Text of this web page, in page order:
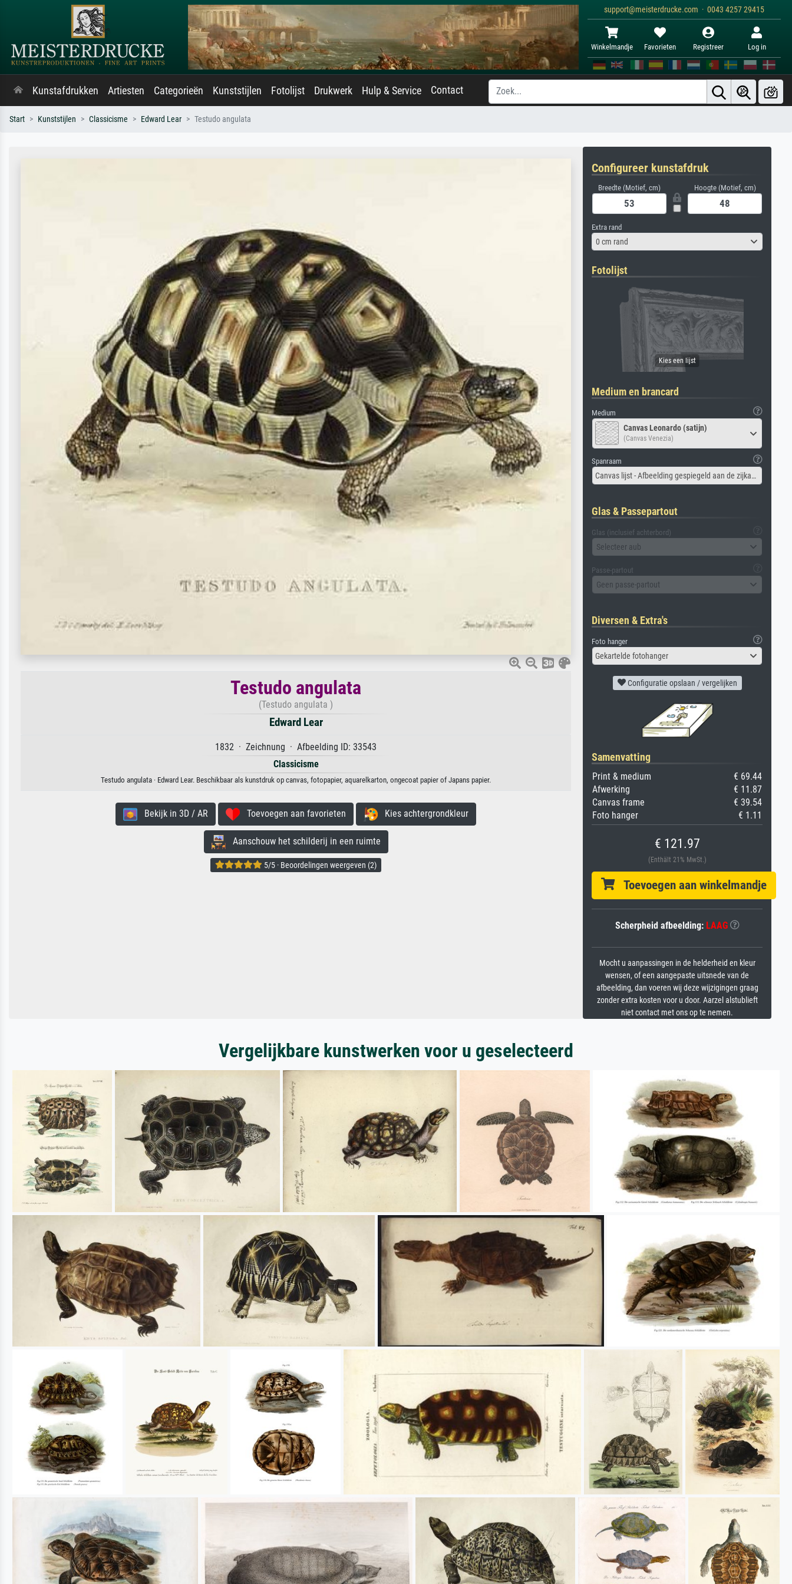
support@meisterdrucke.com · 0043 4257 29415
Winkelmandje Favorieten Registreer Log in
Kunstafdrukken Artiesten Categorieën Kunststijlen Fotolijst Drukwerk Hulp & Service Contact
Start Kunststijlen Classicisme Edward Lear Testudo angulata
Testudo angulata
(Testudo angulata )
Edward Lear
1832 · Zeichnung · Afbeelding ID: 33543
Classicisme
Testudo angulata · Edward Lear. Beschikbaar als kunstdruk op canvas, fotopapier, aquarelkarton, ongecoat papier of Japans papier.
Bekijk in 3D / AR Toevoegen aan favorieten Kies achtergrondkleur
Aanschouw het schilderij in een ruimte
5/5 · Beoordelingen weergeven (2)
Configureer kunstafdruk
Breedte (Motief, cm) Hoogte (Motief, cm)
Extra rand
0 cm rand
Fotolijst
Medium en brancard
Medium
Canvas Leonardo (satijn)
(Canvas Venezia)
Spanraam
Canvas lijst - Afbeelding gespiegeld aan de zijkant
Glas & Passepartout
Glas (inclusief achterbord)
Selecteer aub
Passe-partout
Geen passe-partout
Diversen & Extra's
Foto hanger
Gekartelde fotohanger
Configuratie opslaan / vergelijken
Samenvatting
Print & medium
€ 69.44
Afwerking
€ 11.87
Canvas frame
€ 39.54
Foto hanger
€ 1.11
€ 121.97
(Enthält 21% MwSt.)
Toevoegen aan winkelmandje
Scherpheid afbeelding: LAAG
Mocht u aanpassingen in de helderheid en kleur
wensen, of een aangepaste uitsnede van de
afbeelding, dan voeren wij deze wijzigingen graag
zonder extra kosten voor u door. Aarzel alstublieft
niet contact met ons op te nemen.
Vergelijkbare kunstwerken voor u geselecteerd